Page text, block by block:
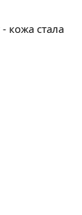
кожа стала